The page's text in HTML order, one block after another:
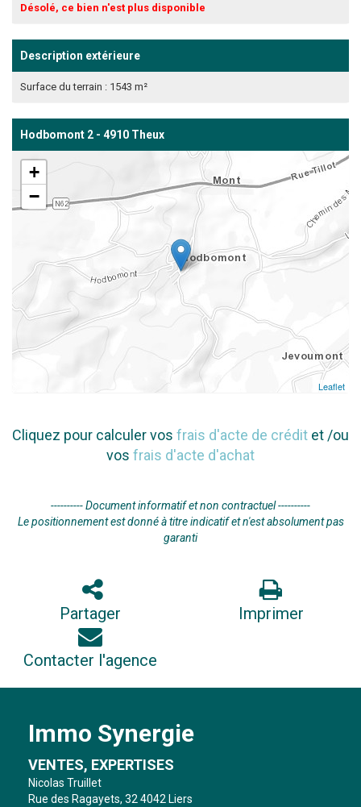
Désolé, ce bien n'est plus disponible
Description extérieure
Surface du terrain : 1543 m²
Hodbomont 2 - 4910 Theux
+
−
Leaflet
Cliquez pour calculer vos frais d'acte de crédit et /ou
vos frais d'acte d'achat
---------- Document informatif et non contractuel ----------
Le positionnement est donné à titre indicatif et n'est absolument pas
garanti
Partager Imprimer
Contacter l'agence
Immo Synergie
VENTES, EXPERTISES
Nicolas Truillet
Rue des Ragayets, 32 4042 Liers